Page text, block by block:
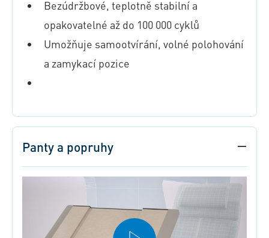
Bezúdržbové, teplotně stabilní a
opakovatelné až do 100 000 cyklů
Umožňuje samootvírání, volné polohování
a zamykací pozice
Panty a popruhy